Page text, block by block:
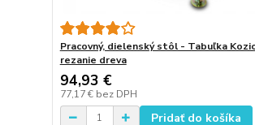
Pracovný, dielenský stôl - Tabuľka
rezanie dreva
94,93 €
77,17 € bez DPH
Pridať do košíka